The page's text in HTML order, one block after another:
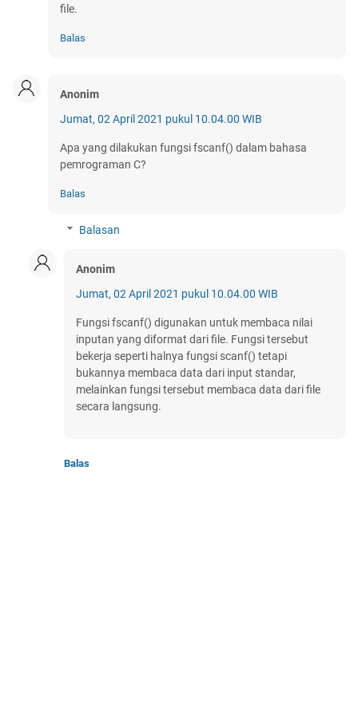
file.
Balas
Anonim
Jumat, 02 April 2021 pukul 10.04.00 WIB
Apa yang dilakukan fungsi fscanf() dalam bahasa
pemrograman C?
Balas
Balasan
Anonim
Jumat, 02 April 2021 pukul 10.04.00 WIB
Fungsi fscanf() digunakan untuk membaca nilai
inputan yang diformat dari file. Fungsi tersebut
bekerja seperti halnya fungsi scanf() tetapi
bukannya membaca data dari input standar,
melainkan fungsi tersebut membaca data dari file
secara langsung.
Balas